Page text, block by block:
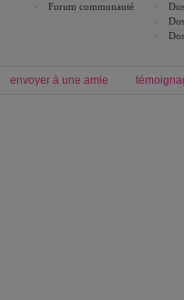
Forum communauté
envoyer à une amie